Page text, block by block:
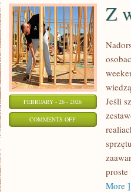
FEBRUARY - 26 - 2026
COMMENTS OFFON
Z
Jeśli
More ]